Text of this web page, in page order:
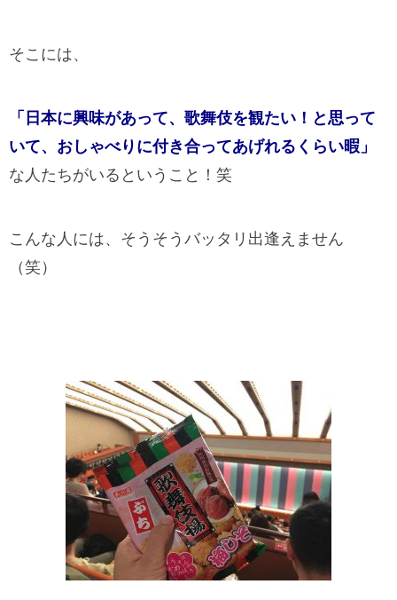
そこには、
「日本に興味があって、歌舞伎を観たい！と思って
いて、おしゃべりに付き合ってあげれるくらい暇」
な人たちがいるということ！笑
こんな人には、そうそうバッタリ出逢えません
（笑）